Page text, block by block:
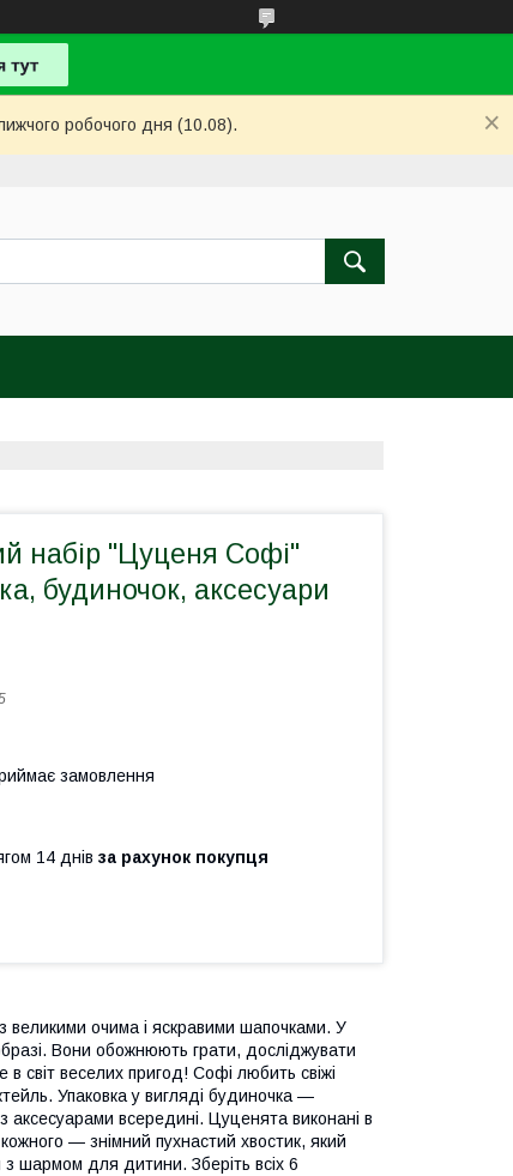
робочого дня (10.08).
набір "Цуценя Софі"
будиночок, аксесуари
замовлення
14 днів за рахунок покупця
великими очима і яскравими шапочками. У
Вони обожнюють грати, досліджувати
в світ веселих пригод! Софі любить свіжі
Упаковка у вигляді будиночка —
аксесуарами всередині. Цуценята виконані в
— знімний пухнастий хвостик, який
шармом для дитини. Зберіть всіх 6